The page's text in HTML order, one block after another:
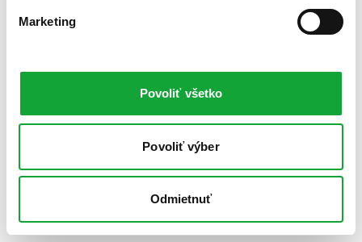
Marketing
Povoliť všetko
Povoliť výber
Odmietnuť